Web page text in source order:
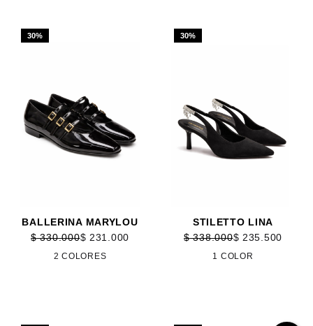
30%
BALLERINA MARYLOU
$ 231.000
$330.000
2 COLORES
30%
STILETTO LINA
$ 235.500
$338.000
1 COLOR